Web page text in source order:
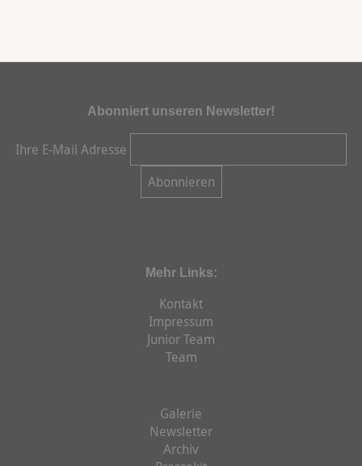
Abonniert unseren Newsletter!
Ihre E-Mail Adresse
Mehr Links:
Kontakt
Impressum
Junior Team
Team
Galerie
Newsletter
Archiv